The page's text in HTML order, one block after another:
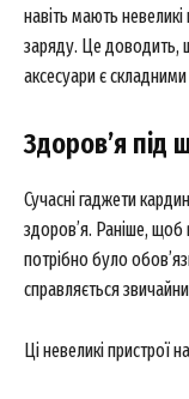
навіть мають
заряду. Це доводить,
аксесуари є
Здоров’я
Сучасні гаджети
здоров’я. Раніше, щоб
потрібно було
справляється
Ці невеликі пристрої